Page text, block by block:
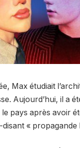
Max étudiait
Aujourd’hui, il a
pays après avoir
« propagande